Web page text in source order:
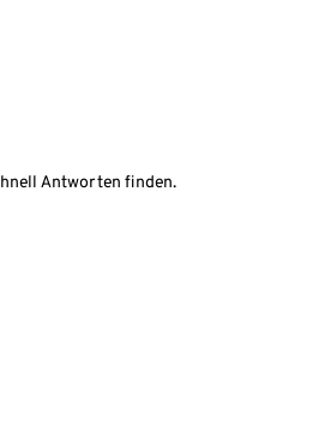
Antworten finden.